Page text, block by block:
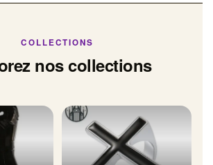
COLLECTIONS
nos collections